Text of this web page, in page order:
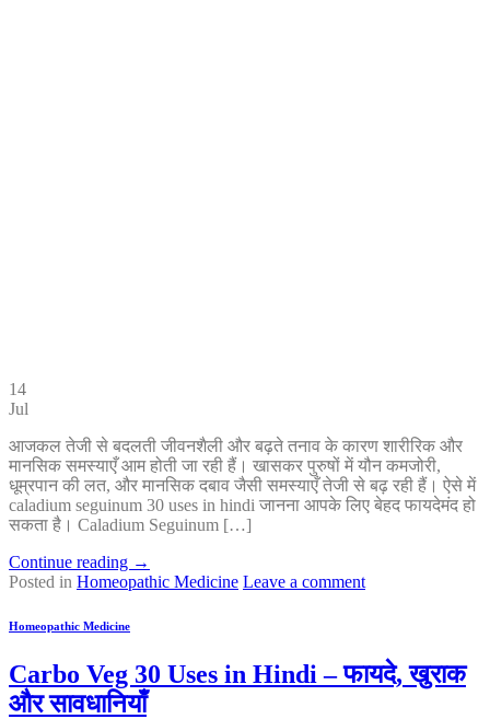
14
Jul
आजकल तेजी से बदलती जीवनशैली और बढ़ते तनाव के कारण शारीरिक और
मानसिक समस्याएँ आम होती जा रही हैं। खासकर पुरुषों में यौन कमजोरी,
धूम्रपान की लत, और मानसिक दबाव जैसी समस्याएँ तेजी से बढ़ रही हैं। ऐसे में
caladium seguinum 30 uses in hindi जानना आपके लिए बेहद फायदेमंद हो
सकता है। Caladium Seguinum […]
Continue reading →
Posted in Homeopathic Medicine Leave a comment
Homeopathic Medicine
Carbo Veg 30 Uses in Hindi – फायदे, खुराक
और सावधानियाँ